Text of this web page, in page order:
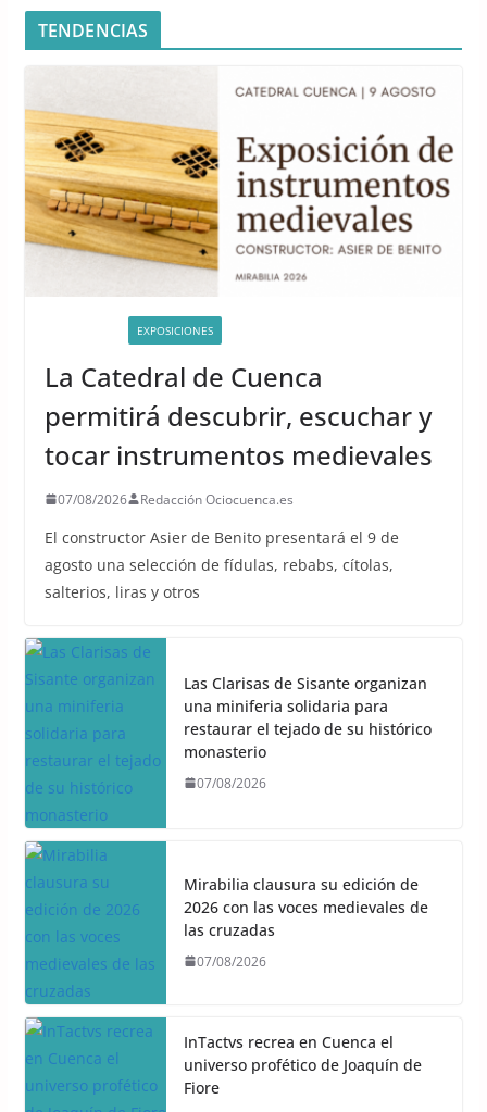
TENDENCIAS
EXPOSICIONES
La Catedral de Cuenca
permitirá descubrir, escuchar y
tocar instrumentos medievales
07/08/2026 Redacción Ociocuenca.es
El constructor Asier de Benito presentará el 9 de
agosto una selección de fídulas, rebabs, cítolas,
salterios, liras y otros
Las Clarisas de Sisante organizan
una miniferia solidaria para
restaurar el tejado de su histórico
monasterio
07/08/2026
Mirabilia clausura su edición de
2026 con las voces medievales de
las cruzadas
07/08/2026
InTactvs recrea en Cuenca el
universo profético de Joaquín de
Fiore